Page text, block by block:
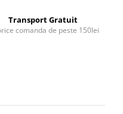
Transport Gratuit
comanda de peste 150lei